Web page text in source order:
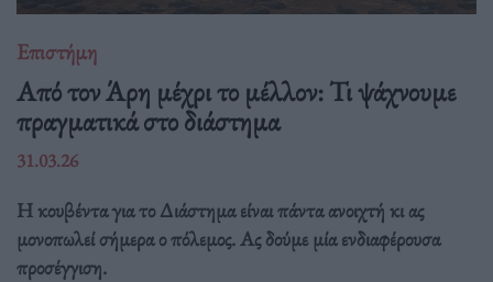
Επιστήμη
Από τον Άρη μέχρι το μέλλον: Τι ψάχνουμε
πραγματικά στο διάστημα
31.03.26
Η κουβέντα για το Διάστημα είναι πάντα ανοιχτή κι ας
μονοπωλεί σήμερα ο πόλεμος. Ας δούμε μία ενδιαφέρουσα
προσέγγιση.